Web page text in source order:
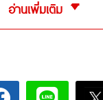
อ่านเพิ่มเติม